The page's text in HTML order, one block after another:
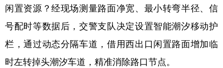
闲置资源？经现场测量路面净宽、最小转弯半径、信
号配时等数据后，交警支队决定设置智能潮汐移动护
栏，通过动态分隔车道，借用西出口闲置路面增加临
时左转掉头潮汐车道，精准消除路口节点。